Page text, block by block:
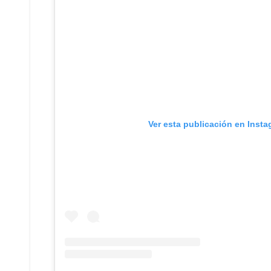
Ver esta publicación en